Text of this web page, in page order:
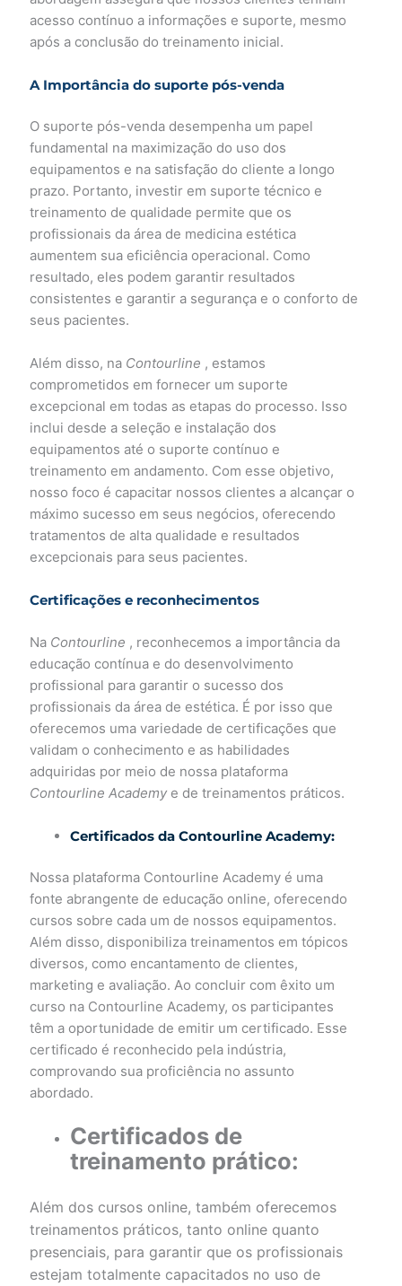
acesso contínuo a informações e suporte, mesmo
após a conclusão do treinamento inicial.
A Importância do suporte pós-venda
O suporte pós-venda desempenha um papel
fundamental na maximização do uso dos
equipamentos e na satisfação do cliente a longo
prazo. Portanto, investir em suporte técnico e
treinamento de qualidade permite que os
profissionais da área de medicina estética
aumentem sua eficiência operacional. Como
resultado, eles podem garantir resultados
consistentes e garantir a segurança e o conforto de
seus pacientes.
Além disso, na Contourline , estamos
comprometidos em fornecer um suporte
excepcional em todas as etapas do processo. Isso
inclui desde a seleção e instalação dos
equipamentos até o suporte contínuo e
treinamento em andamento. Com esse objetivo,
nosso foco é capacitar nossos clientes a alcançar o
máximo sucesso em seus negócios, oferecendo
tratamentos de alta qualidade e resultados
excepcionais para seus pacientes.
Certificações e reconhecimentos
Na Contourline , reconhecemos a importância da
educação contínua e do desenvolvimento
profissional para garantir o sucesso dos
profissionais da área de estética. É por isso que
oferecemos uma variedade de certificações que
validam o conhecimento e as habilidades
adquiridas por meio de nossa plataforma
Contourline Academy e de treinamentos práticos.
Certificados da Contourline Academy:
Nossa plataforma Contourline Academy é uma
fonte abrangente de educação online, oferecendo
cursos sobre cada um de nossos equipamentos.
Além disso, disponibiliza treinamentos em tópicos
diversos, como encantamento de clientes,
marketing e avaliação. Ao concluir com êxito um
curso na Contourline Academy, os participantes
têm a oportunidade de emitir um certificado. Esse
certificado é reconhecido pela indústria,
comprovando sua proficiência no assunto
abordado.
Certificados de
treinamento prático:
Além dos cursos online, também oferecemos
treinamentos práticos, tanto online quanto
presenciais, para garantir que os profissionais
estejam totalmente capacitados no uso de